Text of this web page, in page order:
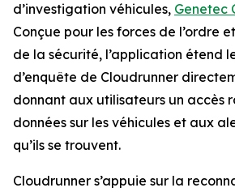
d’investigation véhicules, Genetec
Conçue pour les forces de l’ordre
de la sécurité, l’application étend
d’enquête de Cloudrunner
donnant aux utilisateurs un accès
données sur les véhicules et aux
qu’ils se trouvent.
Cloudrunner s’appuie sur la